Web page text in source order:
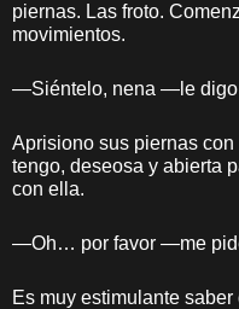
piernas. Las froto.
movimientos.
—Siéntelo, nena —le
Aprisiono sus piernas
tengo, deseosa y abierta
con ella.
—Oh… por favor —me
Es muy estimulante